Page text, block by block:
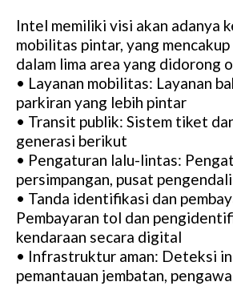
Intel memiliki visi akan adanya
mobilitas pintar, yang
dalam lima area yang didorong
• Layanan mobilitas: Layanan
parkiran yang lebih pintar
• Transit publik: Sistem tiket
generasi berikut
• Pengaturan lalu-lintas:
persimpangan, pusat
• Tanda identifikasi dan
Pembayaran tol dan
kendaraan secara digital
• Infrastruktur aman: Deteksi
pemantauan jembatan,